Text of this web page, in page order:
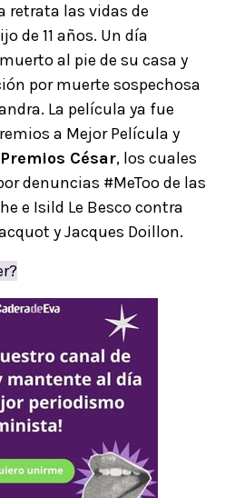
retrata las vidas de
de 11 años. Un día
al pie de su casa y
por muerte sospechosa
La película ya fue
a Mejor Película y
Premios César, los cuales
denuncias #MeToo de las
e Isild Le Besco contra
y Jacques Doillon.